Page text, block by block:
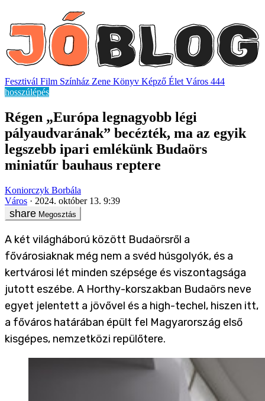
Fesztivál Film Színház Zene Könyv Képző Élet Város 444
hosszúlépés
Régen „Európa legnagyobb légi
pályaudvarának” becézték, ma az egyik
legszebb ipari emlékünk Budaörs
miniatűr bauhaus reptere
Koniorczyk Borbála
Város
2024. október 13. 9:39
Megosztás
A két világháború között Budaörsről a
fővárosiaknak még nem a svéd húsgolyók, és a
kertvárosi lét minden szépsége és viszontagsága
jutott eszébe. A Horthy-korszakban Budaörs neve
egyet jelentett a jövővel és a high-techel, hiszen itt,
a főváros határában épült fel Magyarország első
kisgépes, nemzetközi repülőtere.